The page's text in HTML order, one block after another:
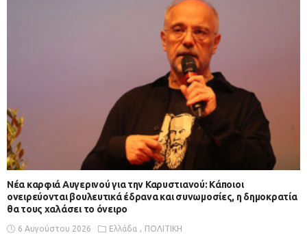
Νέα καρφιά Αυγερινού για την Καρυστιανού: Kάποιοι
ονειρεύονται βουλευτικά έδρανα και συνωμοσίες, η δημοκρατία
θα τους χαλάσει το όνειρο
6 Αυγούστου 2026 Ελλάδα ΠΟΛΙΤΙΚΗ